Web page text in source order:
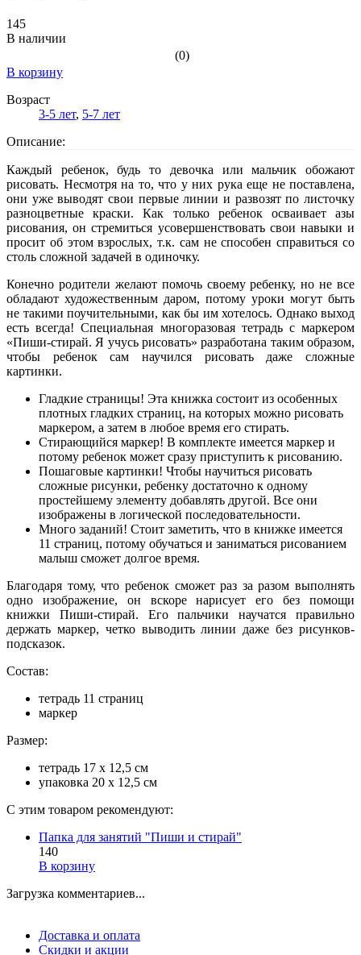
145
В наличии
(0)
В корзину
Возраст
3-5 лет, 5-7 лет
Описание:
Каждый ребенок, будь то девочка или мальчик обожают
рисовать. Несмотря на то, что у них рука еще не поставлена,
они уже выводят свои первые линии и развозят по листочку
разноцветные краски. Как только ребенок осваивает азы
рисования, он стремиться усовершенствовать свои навыки и
просит об этом взрослых, т.к. сам не способен справиться со
столь сложной задачей в одиночку.
Конечно родители желают помочь своему ребенку, но не все
обладают художественным даром, потому уроки могут быть
не такими поучительными, как бы им хотелось. Однако выход
есть всегда! Специальная многоразовая тетрадь с маркером
«Пиши-стирай. Я учусь рисовать» разработана таким образом,
чтобы ребенок сам научился рисовать даже сложные
картинки.
Гладкие страницы! Эта книжка состоит из особенных
плотных гладких страниц, на которых можно рисовать
маркером, а затем в любое время его стирать.
Стирающийся маркер! В комплекте имеется маркер и
потому ребенок может сразу приступить к рисованию.
Пошаговые картинки! Чтобы научиться рисовать
сложные рисунки, ребенку достаточно к одному
простейшему элементу добавлять другой. Все они
изображены в логической последовательности.
Много заданий! Стоит заметить, что в книжке имеется
11 страниц, потому обучаться и заниматься рисованием
малыш сможет долгое время.
Благодаря тому, что ребенок сможет раз за разом выполнять
одно изображение, он вскоре нарисует его без помощи
книжки Пиши-стирай. Его пальчики научатся правильно
держать маркер, четко выводить линии даже без рисунков-
подсказок.
Состав:
тетрадь 11 страниц
маркер
Размер:
тетрадь 17 х 12,5 см
упаковка 20 х 12,5 см
С этим товаром рекомендуют:
Папка для занятий "Пиши и стирай"
140
В корзину
Загрузка комментариев...
Доставка и оплата
Скидки и акции